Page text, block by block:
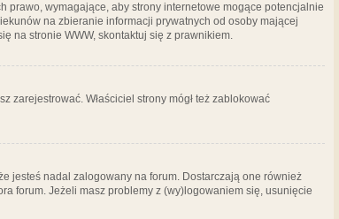
prawo, wymagające, aby strony internetowe mogące potencjalnie
na zbieranie informacji prywatnych od osoby mającej
na stronie WWW, skontaktuj się z prawnikiem.
zarejestrować. Właściciel strony mógł też zablokować
jesteś nadal zalogowany na forum. Dostarczają one również
forum. Jeżeli masz problemy z (wy)logowaniem się, usunięcie